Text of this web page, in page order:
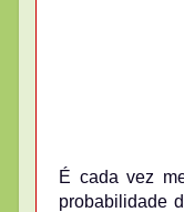
É cada vez
probabilidade